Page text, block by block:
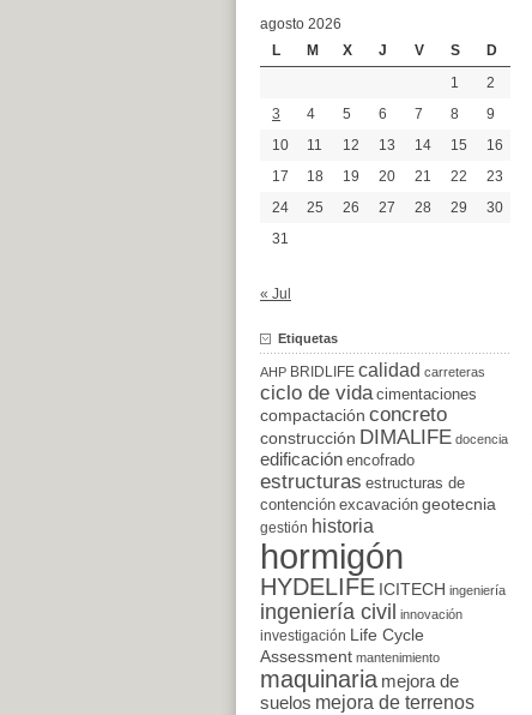
agosto 2026
L
M X J V S
D
1
2
3
4 5 6 7 8
9
10
11 12 13 14 15
16
17
18 19 20 21 22
23
24
25 26 27 28 29
30
31
« Jul
Etiquetas
AHP BRIDLIFE calidad carreteras
ciclo de vida cimentaciones
compactación concreto
construcción DIMALIFE docencia
edificación encofrado
estructuras estructuras de
contención excavación geotecnia
gestión historia
hormigón
HYDELIFE ICITECH ingeniería
ingeniería civil innovación
investigación
Life Cycle
Assessment mantenimiento
maquinaria mejora de
suelos mejora de terrenos